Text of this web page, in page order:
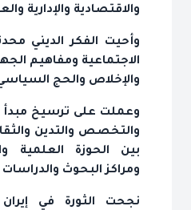
والاقتصادية والإدارية
وأحيت الفكر الديني
الاجتماعية ومفاهيم
والإخلاص والحج
وعملت على ترسيخ مبدأ
والتخصص والتدين
بين الحوزة العلمية
ومراكز البحوث والدراسات
نجحت الثورة في